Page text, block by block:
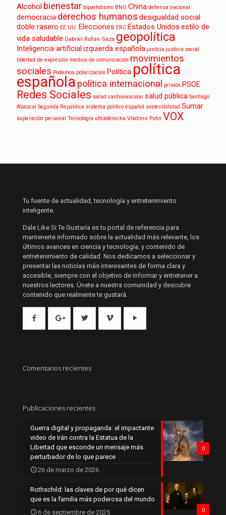
Alcohol bienestar bipartidismo BNG China defensa nacional
democracia derechos humanos desigualdad social
doble rasero EE.UU. Elecciones ERC Estados Unidos estilo de
vida saludable Gabriel Rufián Gaza geopolítica
Inteligencia artificial izquierda española justicia justicia social
libertad de expresión medios de comunicación movimientos
sociales Podemos polarización Política política
española política internacional prisión PSOE
Redes Sociales salud cardiovascular salud pública Santiago
Abascal Segunda República sistema político español sostenibilidad Sumar
superación personal Tecnología ultraderecha Vladimir Putin VOX
Tu fuente de actualidad, tecnología y entretenimiento
inteligente.
Dale Like Si Te Gustaría es tu portal de referencia para
mantenerte informado sobre la actualidad más relevante, los
últimos avances en ciencia y tecnología, y contenido de
entretenimiento de calidad. Nos dedicamos a seleccionar y
presentar las noticias más interesantes de forma clara y
accesible, siempre con el objetivo de informar y entretener a
nuestros lectores. Únete a nuestra comunidad y descubre
contenido que realmente te gustará.
Comentarios recientes
Publicaciones recientes
0
Guerra digital y propaganda: el impactante
video de Irán contra la Estatua de la
Libertad que esconde un mensaje más
perturbador de lo que parece
26 de marzo de 2026
0
Rothschild: las claves de por qué dicen
que es la familia más poderosa del mundo
6 de septiembre de 2025